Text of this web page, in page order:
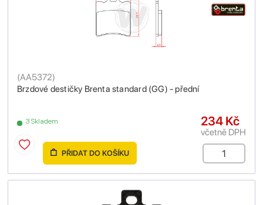
Brzdové destičky Brenta standard (GG) - přední
(AA5372)
3 Skladem 234 Kč
včetně DPH
PŘIDAT DO KOŠÍKU